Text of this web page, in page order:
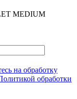
MEDIUM
на обработку
обработки